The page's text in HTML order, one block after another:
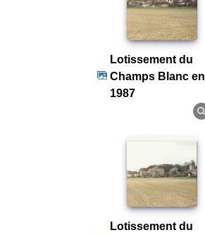
Lotissement du
Champs Blanc en
1987
Lotissement du